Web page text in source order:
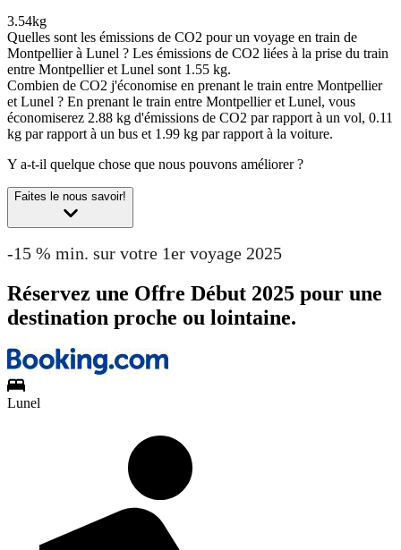
3.54kg
Quelles sont les émissions de CO2 pour un voyage en train de
Montpellier à Lunel ? Les émissions de CO2 liées à la prise du train
entre Montpellier et Lunel sont 1.55 kg.
Combien de CO2 j'économise en prenant le train entre Montpellier
et Lunel ? En prenant le train entre Montpellier et Lunel, vous
économiserez 2.88 kg d'émissions de CO2 par rapport à un vol, 0.11
kg par rapport à un bus et 1.99 kg par rapport à la voiture.
Y a-t-il quelque chose que nous pouvons améliorer ?
Faites le nous savoir!
-15 % min. sur votre 1er voyage 2025
Réservez une Offre Début 2025 pour une
destination proche ou lointaine.
Lunel